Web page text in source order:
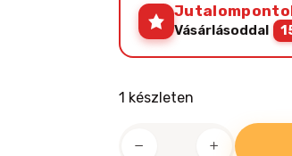
Vásárlásoddal
1 készleten